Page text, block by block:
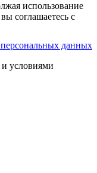
данных
использование
соглашаетесь с
условиями